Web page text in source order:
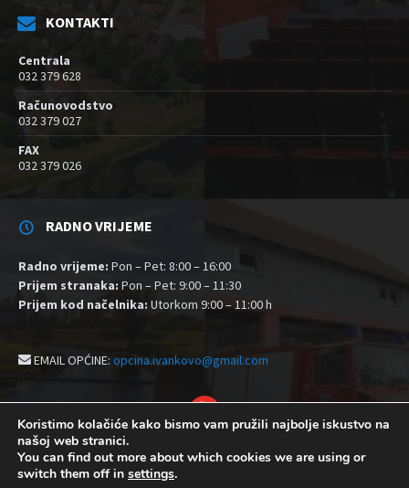
KONTAKTI
Centrala
032 379 628
Računovodstvo
032 379 027
FAX
032 379 026
RADNO VRIJEME
Radno vrijeme: Pon – Pet: 8:00 – 16:00
Prijem stranaka: Pon – Pet: 9:00 – 11:30
Prijem kod načelnika: Utorkom 9:00 – 11:00 h
EMAIL OPĆINE: opcina.ivankovo@gmail.com
YouTube
Izjava o pristupačnosti
Postavke kolačića
Koristimo kolačiće kako bismo vam pružili najbolje iskustvo na
našoj web stranici.
You can find out more about which cookies we are using or
switch them off in settings.